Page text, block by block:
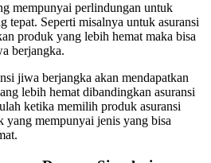
mempunyai perlindungan untuk
tepat. Seperti misalnya untuk asuransi
produk yang lebih hemat maka bisa
berjangka.
jiwa berjangka akan mendapatkan
lebih hemat dibandingkan asuransi
ketika memilih produk asuransi
mempunyai jenis yang bisa